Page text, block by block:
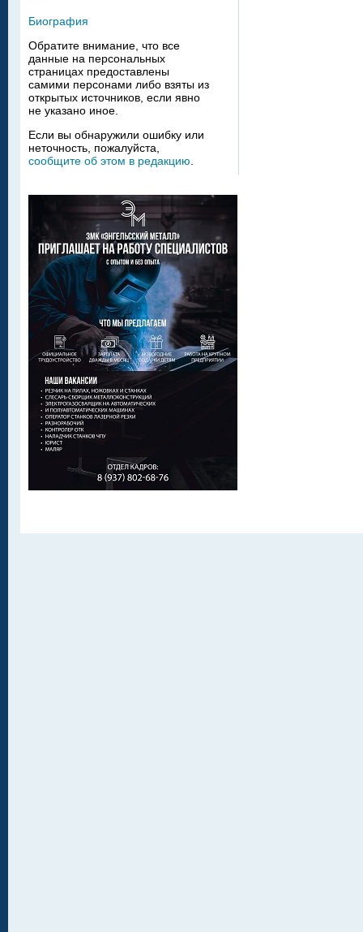
Биография
Обратите внимание, что все
данные на персональных
страницах предоставлены
самими персонами либо взяты из
открытых источников, если явно
не указано иное.
Если вы обнаружили ошибку или
неточность, пожалуйста,
сообщите об этом в редакцию